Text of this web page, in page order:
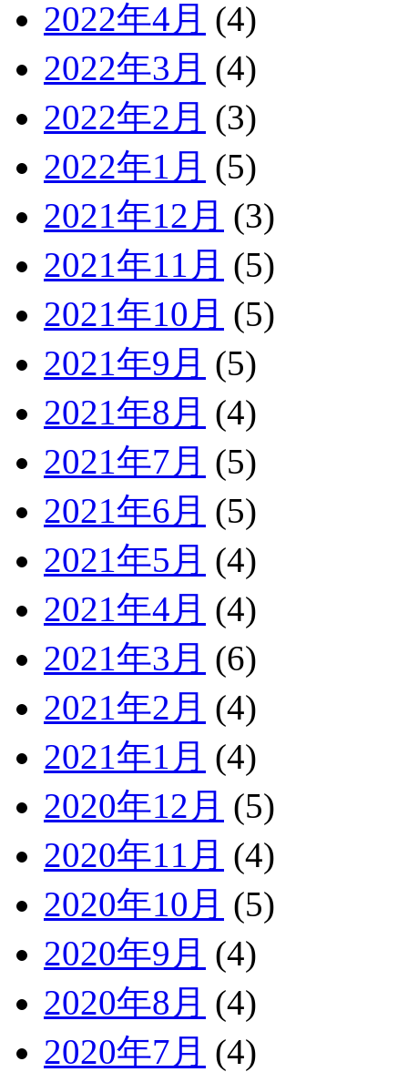
2022年4月 (4)
2022年3月 (4)
2022年2月 (3)
2022年1月 (5)
2021年12月 (3)
2021年11月 (5)
2021年10月 (5)
2021年9月 (5)
2021年8月 (4)
2021年7月 (5)
2021年6月 (5)
2021年5月 (4)
2021年4月 (4)
2021年3月 (6)
2021年2月 (4)
2021年1月 (4)
2020年12月 (5)
2020年11月 (4)
2020年10月 (5)
2020年9月 (4)
2020年8月 (4)
2020年7月 (4)